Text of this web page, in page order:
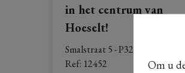
Om u
in het centrum van
Hoeselt!
Smalstraat 5 - P32, 3730 Hoeselt
Ref: 12452